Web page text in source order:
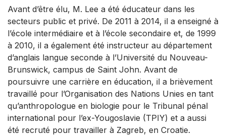
Avant d’être élu, M. Lee a été éducateur dans les
secteurs public et privé. De 2011 à 2014, il a enseigné à
l’école intermédiaire et à l’école secondaire et, de 1999
à 2010, il a également été instructeur au département
d’anglais langue seconde à l’Université du Nouveau-
Brunswick, campus de Saint John. Avant de
poursuivre une carrière en éducation, il a brièvement
travaillé pour l’Organisation des Nations Unies en tant
qu’anthropologue en biologie pour le Tribunal pénal
international pour l’ex-Yougoslavie (TPIY) et a aussi
été recruté pour travailler à Zagreb, en Croatie.